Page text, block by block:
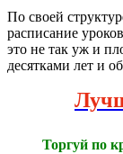
По своей
расписание
это не так уж и
десятками лет и
Торгуй по